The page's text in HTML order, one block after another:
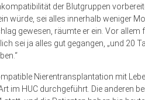
der Blutgruppen
würde, sei alles innerhalb weniger
gewesen, räumte er ein. Vor allem
sei ja alles gut gegangen, „und 20
Nierentransplantation mit
im HUC durchgeführt. Die anderen